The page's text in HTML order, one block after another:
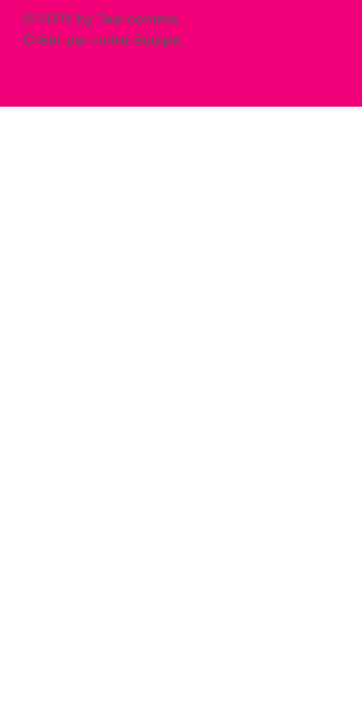
© 2025 by Tee-comme.
Créer par notre équipe.